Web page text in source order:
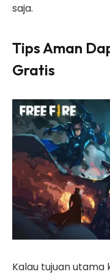
saja.
Tips Aman
Gratis
Kalau tujuan utama